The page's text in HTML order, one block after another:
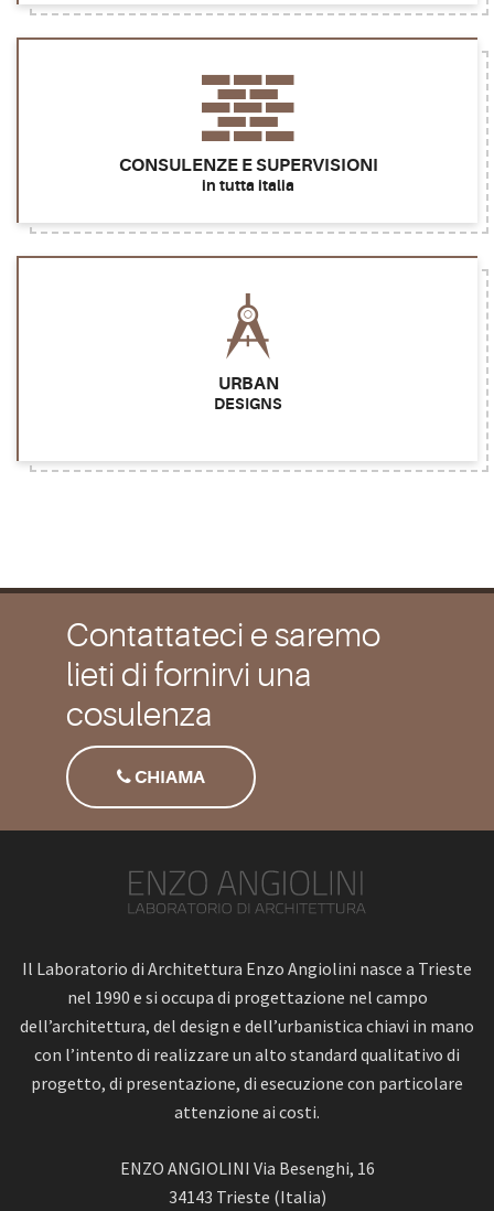
CONSULENZE E SUPERVISIONI
in tutta italia
URBAN
DESIGNS
Contattateci e saremo
lieti di fornirvi una
cosulenza
CHIAMA
Il Laboratorio di Architettura Enzo Angiolini nasce a Trieste
nel 1990 e si occupa di progettazione nel campo
dell’architettura, del design e dell’urbanistica chiavi in mano
con l’intento di realizzare un alto standard qualitativo di
progetto, di presentazione, di esecuzione con particolare
attenzione ai costi.
ENZO ANGIOLINI Via Besenghi, 16
34143 Trieste (Italia)